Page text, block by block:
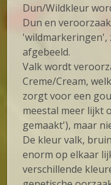
Dun/Wildkleur
Dun en
'wildmarkeringen',
afgebeeld.
Valk wordt
Creme/Cream,
zorgt voor een
meestal meer lijkt
gemaakt'), maar
De kleur valk,
enorm op elkaar
verschillende